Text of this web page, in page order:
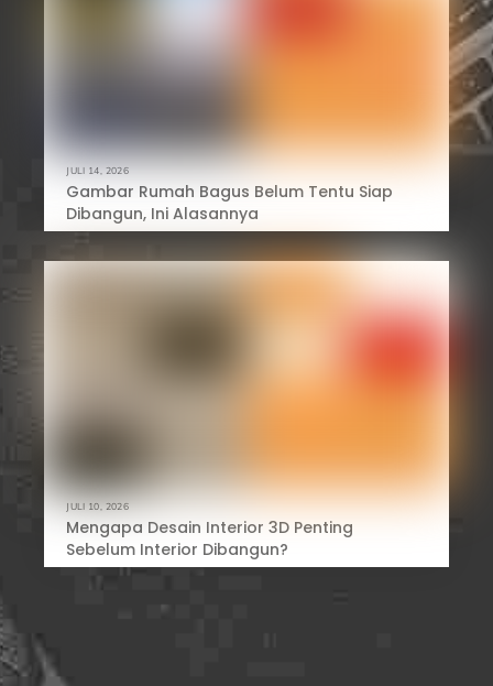
JULI 14, 2026
Gambar Rumah Bagus Belum Tentu Siap
Dibangun, Ini Alasannya
JULI 10, 2026
Mengapa Desain Interior 3D Penting
Sebelum Interior Dibangun?